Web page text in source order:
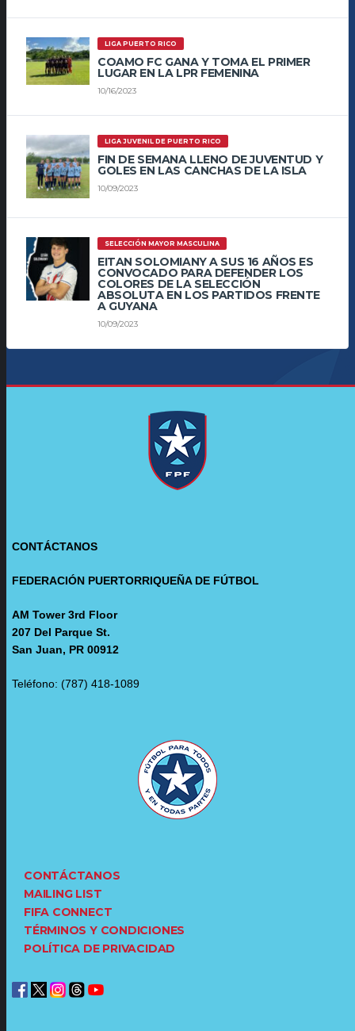
LIGA PUERTO RICO
COAMO FC GANA Y TOMA EL PRIMER
LUGAR EN LA LPR FEMENINA
10/16/2023
LIGA JUVENIL DE PUERTO RICO
FIN DE SEMANA LLENO DE JUVENTUD Y
GOLES EN LAS CANCHAS DE LA ISLA
10/09/2023
SELECCIÓN MAYOR MASCULINA
EITAN SOLOMIANY A SUS 16 AÑOS ES
CONVOCADO PARA DEFENDER LOS
COLORES DE LA SELECCIÓN
ABSOLUTA EN LOS PARTIDOS FRENTE
A GUYANA
10/09/2023
CONTÁCTANOS
FEDERACIÓN PUERTORRIQUEÑA DE FÚTBOL
AM Tower 3rd Floor
207 Del Parque St.
San Juan, PR 00912
Teléfono: (787) 418-1089
CONTÁCTANOS
MAILING LIST
FIFA CONNECT
TÉRMINOS Y CONDICIONES
POLÍTICA DE PRIVACIDAD